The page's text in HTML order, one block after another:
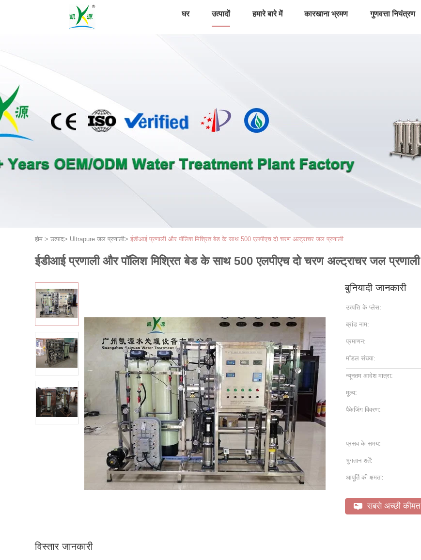
घर उत्पादों हमारे बारे में कारखाना भ्रमण गुणवत्ता नियंत्रण
होम > उत्पाद> Ultrapure जल प्रणाली> ईडीआई प्रणाली और पॉलिश मिश्रित बेड के साथ 500 एलपीएच दो चरण अल्ट्राचर जल प्रणाली
ईडीआई प्रणाली और पॉलिश मिश्रित बेड के साथ 500 एलपीएच दो चरण अल्ट्राचर जल प्रणाली
बुनियादी जानकारी
उत्पत्ति के प्लेस:
ब्रांड नाम:
प्रमाणन:
मॉडल संख्या:
न्यूनतम आदेश मात्रा:
मूल्य:
पैकेजिंग विवरण:
प्रसव के समय:
भुगतान शर्तें:
आपूर्ति की क्षमता:
सबसे अच्छी कीमत
विस्तार जानकारी